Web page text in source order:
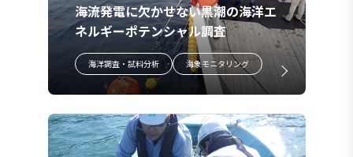
海流発電に欠かせない黒潮の海洋エ
ネルギーポテンシャル調査
海洋調査・試料分析 海象モニタリング